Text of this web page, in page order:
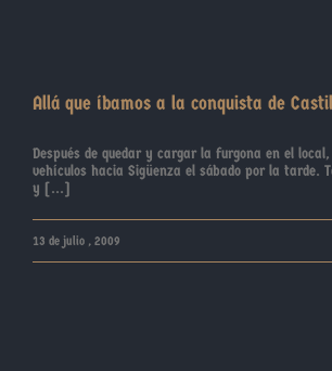
Allá que íbamos a la conquista de
Después de quedar y cargar la furgona en el
vehículos hacia Sigüenza el sábado por la tarde.
y [...]
13 de julio , 2009